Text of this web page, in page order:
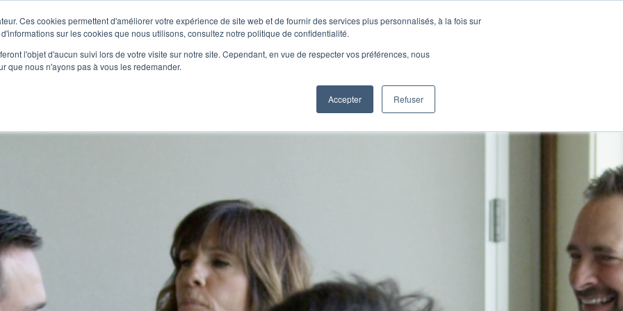
Ces cookies permettent d'améliorer votre expérience de site web et de fournir des services plus personnalisés, à la fois sur
sur les cookies que nous utilisons, consultez notre politique de confidentialité.
l'objet d'aucun suivi lors de votre visite sur notre site. Cependant, en vue de respecter vos préférences, nous
que nous n'ayons pas à vous les redemander.
Accepter Refuser
Accueil Qui sommes nous? Blog Connexion